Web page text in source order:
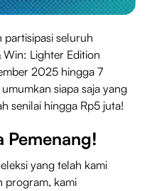
partisipasi seluruh
Lighter Edition
2025 hingga 7
siapa saja yang
senilai hingga Rp5 juta!
Pemenang!
yang telah kami
program, kami